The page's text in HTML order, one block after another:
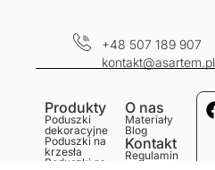
+48 507 189 907
kontakt@asartem.pl
Produkty
Poduszki
dekoracyjne
Poduszki na
krzesła
Poduszki na
O nas
Materiały
Blog
Kontakt
Regulamin